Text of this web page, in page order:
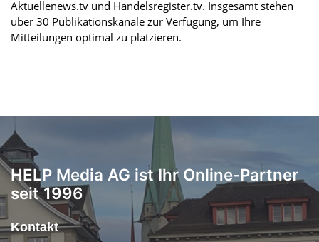
Aktuellenews.tv und Handelsregister.tv. Insgesamt stehen
über 30 Publikationskanäle zur Verfügung, um Ihre
Mitteilungen optimal zu platzieren.
HELP Media AG ist Ihr Online-Partner
seit 1996
Kontakt